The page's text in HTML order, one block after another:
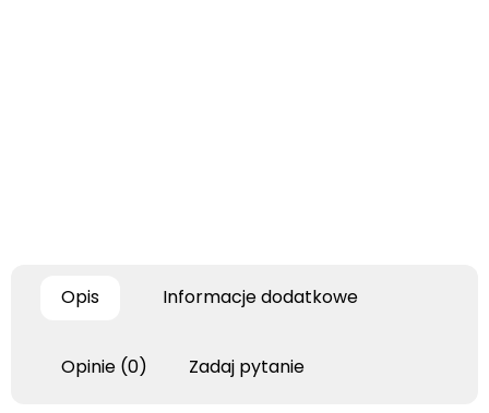
Opis Informacje dodatkowe
Opinie (0) Zadaj pytanie